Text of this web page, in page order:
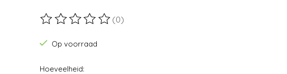
De beoordeling van dit product is
(0)
Op voorraad
Hoeveelheid: